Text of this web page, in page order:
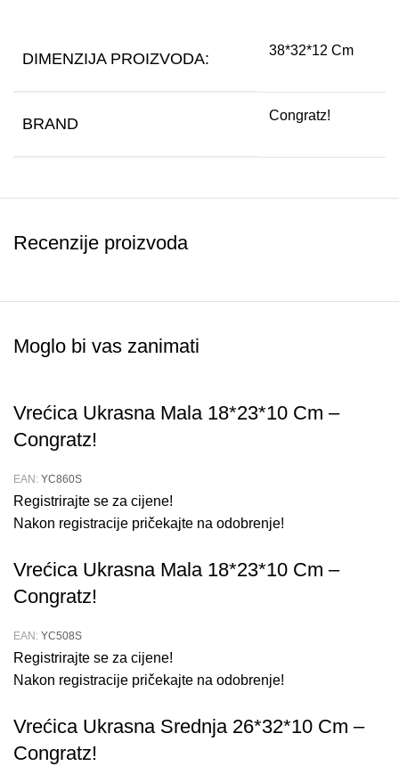
DIMENZIJA PROIZVODA: 38*32*12 Cm
BRAND Congratz!
Recenzije proizvoda
Moglo bi vas zanimati
Vrećica Ukrasna Mala 18*23*10 Cm –
Congratz!
EAN: YC860S
Registrirajte se za cijene!
Nakon registracije pričekajte na odobrenje!
Vrećica Ukrasna Mala 18*23*10 Cm –
Congratz!
EAN: YC508S
Registrirajte se za cijene!
Nakon registracije pričekajte na odobrenje!
Vrećica Ukrasna Srednja 26*32*10 Cm –
Congratz!